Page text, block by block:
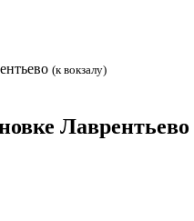
(к вокзалу)
Лаврентьево